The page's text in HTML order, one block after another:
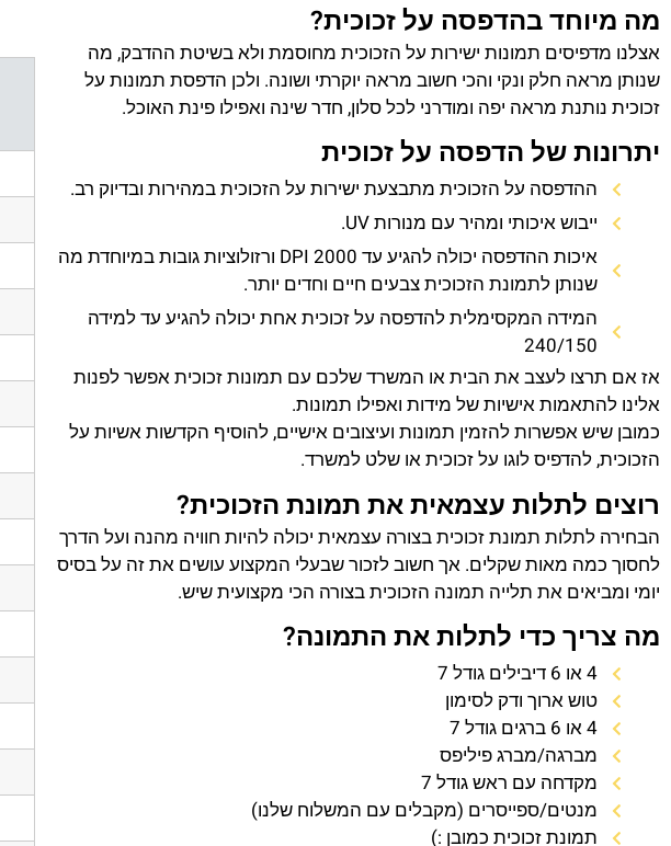
מה מיוחד בהדפסה על זכוכית?
אצלנו מדפיסים תמונות ישירות על הזכוכית מחוסמת ולא בשיטת ההדבק, מה
שנותן מראה חלק ונקי והכי חשוב מראה יוקרתי ושונה. ולכן הדפסת תמונות על
זכוכית נותנת מראה יפה ומודרני לכל סלון, חדר שינה ואפילו פינת האוכל.
יתרונות של הדפסה על זכוכית
ההדפסה על הזכוכית מתבצעת ישירות על הזכוכית במהירות ובדיוק רב.
ייבוש איכותי ומהיר עם מנורות UV.
איכות ההדפסה יכולה להגיע עד 2000 DPI ורזולוציות גובות במיוחדת מה
שנותן לתמונת הזכוכית צבעים חיים וחדים יותר.
המידה המקסימלית להדפסה על זכוכית אחת יכולה להגיע עד למידה
240/150
אז אם תרצו לעצב את הבית או המשרד שלכם עם תמונות זכוכית אפשר לפנות
אלינו להתאמות אישיות של מידות ואפילו תמונות.
כמובן שיש אפשרות להזמין תמונות ועיצובים אישיים, להוסיף הקדשות אשיות על
הזכוכית, להדפיס לוגו על זכוכית או שלט למשרד.
רוצים לתלות עצמאית את תמונת הזכוכית?
הבחירה לתלות תמונת זכוכית בצורה עצמאית יכולה להיות חוויה מהנה ועל הדרך
לחסוך כמה מאות שקלים. אך חשוב לזכור שבעלי המקצוע עושים את זה על בסיס
יומי ומביאים את תלייה תמונה הזכוכית בצורה הכי מקצועית שיש.
מה צריך כדי לתלות את התמונה?
4 או 6 דיבילים גודל 7
טוש ארוך ודק לסימון
4 או 6 ברגים גודל 7
מברגה/מברג פיליפס
מקדחה עם ראש גודל 7
מנטים/ספייסרים (מקבלים עם המשלוח שלנו)
תמונת זכוכית כמובן :)